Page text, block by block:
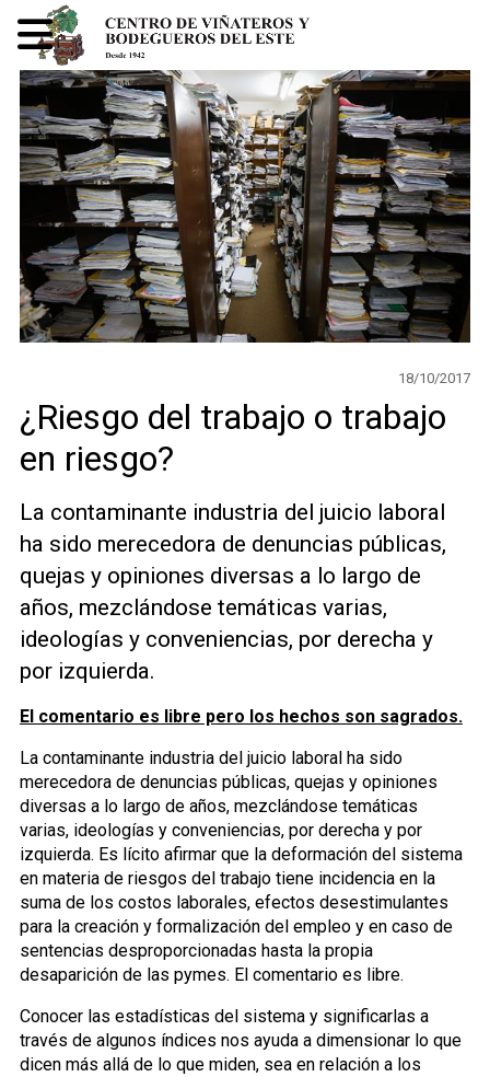
18/10/2017
¿Riesgo del trabajo o trabajo
en riesgo?
La contaminante industria del juicio laboral
ha sido merecedora de denuncias públicas,
quejas y opiniones diversas a lo largo de
años, mezclándose temáticas varias,
ideologías y conveniencias, por derecha y
por izquierda.
El comentario es libre pero los hechos son sagrados.
La contaminante industria del juicio laboral ha sido
merecedora de denuncias públicas, quejas y opiniones
diversas a lo largo de años, mezclándose temáticas
varias, ideologías y conveniencias, por derecha y por
izquierda. Es lícito afirmar que la deformación del sistema
en materia de riesgos del trabajo tiene incidencia en la
suma de los costos laborales, efectos desestimulantes
para la creación y formalización del empleo y en caso de
sentencias desproporcionadas hasta la propia
desaparición de las pymes. El comentario es libre.
Conocer las estadísticas del sistema y significarlas a
través de algunos índices nos ayuda a dimensionar lo que
dicen más allá de lo que miden, sea en relación a los